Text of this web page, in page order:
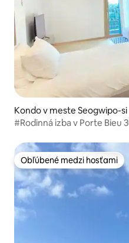
Kondo v meste Seogwipo-si
#Rodinná izba v Porte Bieu
#Ranná káva #Prechádzka
Obľúbené medzi hosťami
Obľúbené medzi hosťami